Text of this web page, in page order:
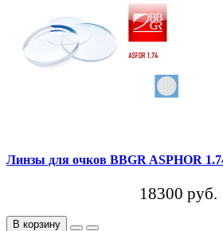
Линзы для очков BBGR ASPHOR
18300 руб.
В корзину